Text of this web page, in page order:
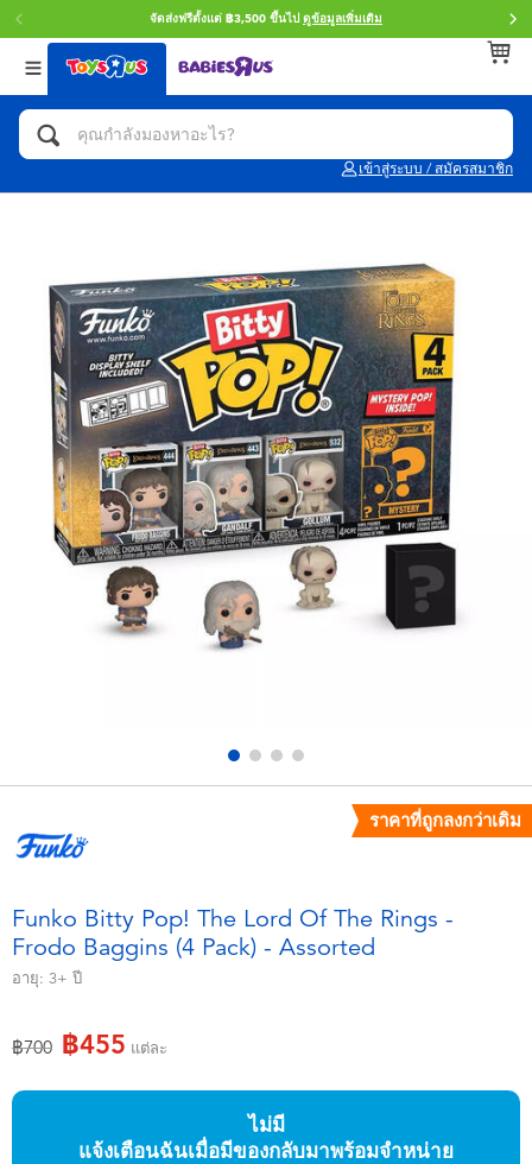
จัดส่งฟรีตั้งแต่ ฿3,500 ขึ้นไป ดูข้อมูลเพิ่มเติม
เข้าสู่ระบบ / สมัครสมาชิก
กลับ
หมวดหมู่
แอคชั่นฟิกเกอร์ และการสวมบทบาทเป็นฮีโร่
ตัวต่อและ LEGO
รถของเล่น, รถบรรทุกของเล่น, รถไฟของเล่น
และรีโมทบังคับ
กิจกรรมและงานคราฟท์
ตุ๊กตาและของสะสม
อุปกรณ์อิเล็คทรอนิกส์
เกมและพัซเซิล
กิจกรรมกลางแจ้งและกีฬา
ของเล่นนุ่มนิ่ม
แบตเตอรี่
กลับ
แบรนด์
Toy Story ทอย สตอรี่
LEGOเลโก้
Blokees บล็อคคีส์
Zuru ซูรู
X-Shot
playpop
กลับ
Age
0~2 ปี
8~11 ปี
12~14 ปี
14+ ปี
ราคาที่ถูกลงกว่าเดิม
Funko Bitty Pop! The Lord Of The Rings -
Frodo Baggins (4 Pack) - Assorted
อายุ: 3+ ปี
ลดราคาจาก
฿700ถึง฿455 แต่ละ
ไม่มี
แจ้งเตือนฉันเมื่อมีของกลับมาพร้อมจำหน่าย